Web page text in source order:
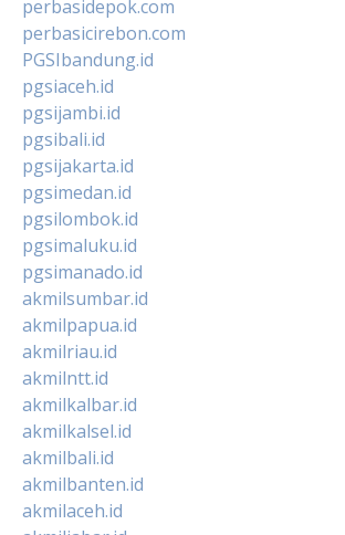
perbasidepok.com
perbasicirebon.com
PGSIbandung.id
pgsiaceh.id
pgsijambi.id
pgsibali.id
pgsijakarta.id
pgsimedan.id
pgsilombok.id
pgsimaluku.id
pgsimanado.id
akmilsumbar.id
akmilpapua.id
akmilriau.id
akmilntt.id
akmilkalbar.id
akmilkalsel.id
akmilbali.id
akmilbanten.id
akmilaceh.id